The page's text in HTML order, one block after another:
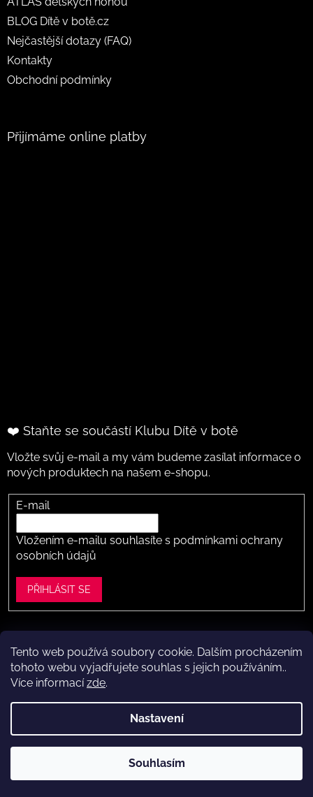
Tento web používá soubory cookie. Dalším procházením
tohoto webu vyjadřujete souhlas s jejich používáním..
Více informacízde.
Nastavení
Souhlasím
BLOG Dítě v botě.cz
Nejčastější dotazy (FAQ)
Kontakty
Obchodní podmínky
Přijímáme online platby
❤️ Staňte se součástí Klubu Dítě v botě
Vložte svůj e-mail a my vám budeme zasílat informace o
nových produktech na našem e-shopu.
E-mail
Vložením e-mailu souhlasíte s podmínkami ochrany
osobních údajů
PŘIHLÁSIT SE
Vytvořil Shoptet
ve Vestci (kousek za Prahou) – nožky změříme a poradíme s